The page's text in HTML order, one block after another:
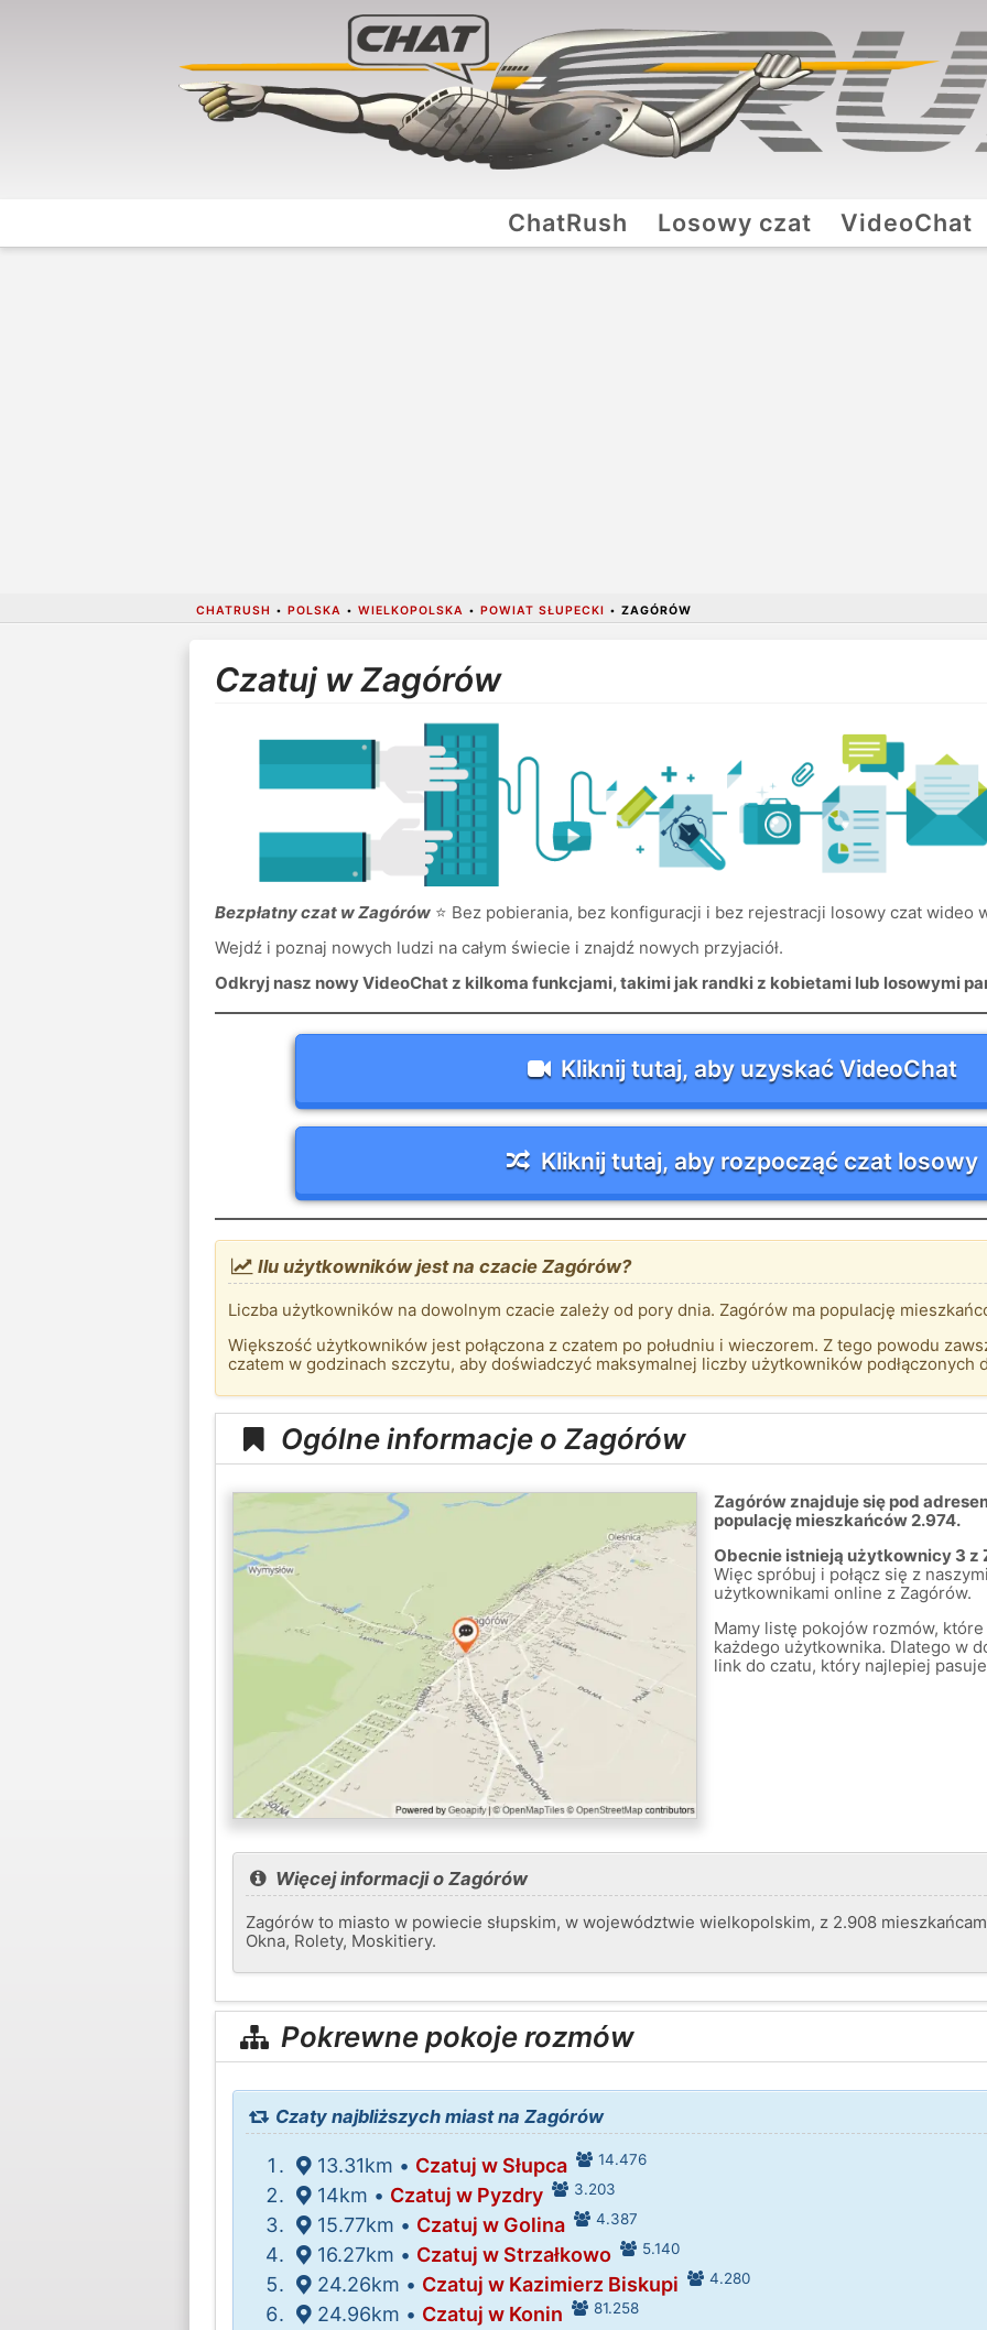
ChatRush Losowy czat VideoChat
CHATRUSH • POLSKA • WIELKOPOLSKA • POWIAT SŁUPECKI • ZAGÓRÓW
Czatuj w Zagórów
Bezpłatny czat w Zagórów⭐ Bez pobierania, bez konfiguracji i bez rejestracji losowy czat wideo
Wejdź i poznaj nowych ludzi na całym świecie i znajdź nowych przyjaciół.
Odkryj nasz nowy VideoChat z kilkoma funkcjami, takimi jak randki z kobietami lub losowymi
Kliknij tutaj, aby uzyskać VideoChat
Kliknij tutaj, aby rozpocząć czat losowy
Ilu użytkowników jest na czacie Zagórów?
Liczba użytkowników na dowolnym czacie zależy od pory dnia. Zagórów ma populację
Większość użytkowników jest połączona z czatem po południu i wieczorem. Z tego powodu
czatem w godzinach szczytu, aby doświadczyć maksymalnej liczby użytkowników podłączonych
Ogólne informacje o Zagórów
Zagórów znajduje się pod
populację mieszkańców 2.974.
Obecnie istnieją użytkownicy 3 z
Więc spróbuj i połącz się z
użytkownikami online z Zagórów.
Mamy listę pokojów rozmów,
każdego użytkownika. Dlatego w
link do czatu, który najlepiej
Więcej informacji o Zagórów
Zagórów to miasto w powiecie słupskim, w województwie wielkopolskim, z 2.908
Okna, Rolety, Moskitiery.
Pokrewne pokoje rozmów
Czaty najbliższych miast na Zagórów
13.31km • Czatuj w Słupca 14.476
14km • Czatuj w Pyzdry 3.203
15.77km • Czatuj w Golina 4.387
16.27km • Czatuj w Strzałkowo 5.140
24.26km • Czatuj w Kazimierz Biskupi 4.280
24.96km • Czatuj w Konin 81.258